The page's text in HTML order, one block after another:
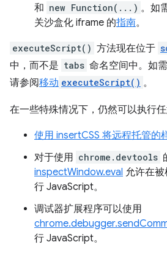
和 new Function(...) 。如
关沙盒化 iframe 的指南。
executeScript() 方法现在位于
中，而不是 tabs 命名空间中。如
请参阅移动 executeScript() 。
在一些特殊情况下，仍然可以执行任
使用 insertCSS 将远程托管的
对于使用 chrome.devtools
inspectWindow.eval 允许在
行 JavaScript。
调试器扩展程序可以使用
行 JavaScript。